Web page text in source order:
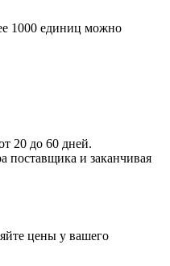
1000 единиц можно
20 до 60 дней.
поставщика и заканчивая
цены у вашего